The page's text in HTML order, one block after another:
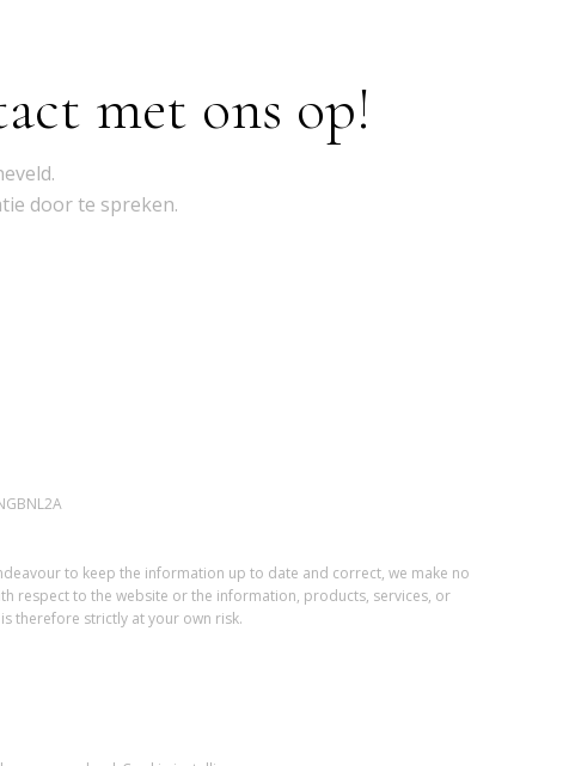
met ons op!
door te spreken.
to keep the information up to date and correct, we make no
respect to the website or the information, products, services, or
therefore strictly at your own risk.